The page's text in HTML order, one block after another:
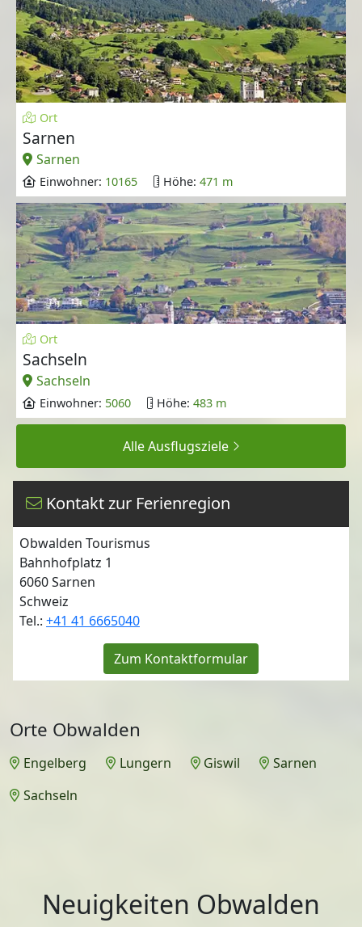
Ort
Sarnen
Sarnen
Einwohner: 10165 Höhe: 471 m
Ort
Sachseln
Sachseln
Einwohner: 5060 Höhe: 483 m
Alle Ausflugsziele
Kontakt zur Ferienregion
Obwalden Tourismus
Bahnhofplatz 1
6060Sarnen
Schweiz
Tel.: +41 41 6665040
Zum Kontaktformular
Orte Obwalden
Engelberg Lungern Giswil
Sarnen
Sachseln
Neuigkeiten Obwalden